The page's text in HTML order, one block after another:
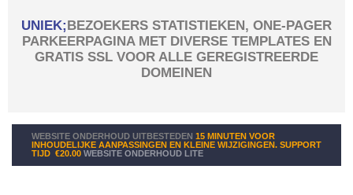
UNIEK;BEZOEKERS STATISTIEKEN, ONE-PAGER
PARKEERPAGINA MET DIVERSE TEMPLATES EN
GRATIS SSL VOOR ALLE GEREGISTREERDE
DOMEINEN
WEBSITE ONDERHOUD UITBESTEDEN 15 MINUTEN VOOR
INHOUDELIJKE AANPASSINGEN EN KLEINE WIJZIGINGEN. SUPPORT
TIJD €20.00 WEBSITE ONDERHOUD LITE